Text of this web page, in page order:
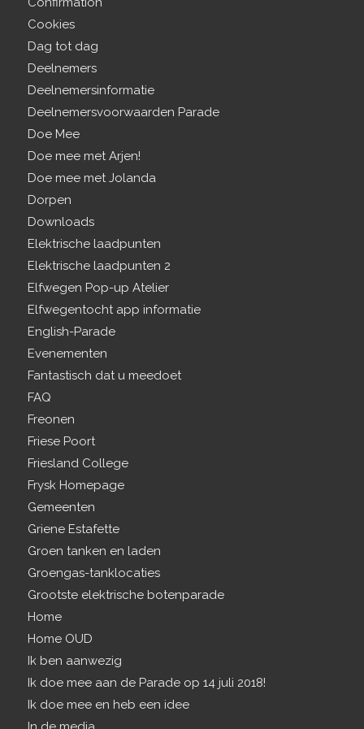
Cookies
Dag tot dag
Deelnemers
Deelnemersinformatie
Deelnemersvoorwaarden Parade
Doe Mee
Doe mee met Arjen!
Doe mee met Jolanda
Dorpen
Downloads
Elektrische laadpunten
Elektrische laadpunten 2
Elfwegen Pop-up Atelier
Elfwegentocht app informatie
English-Parade
Evenementen
Fantastisch dat u meedoet
FAQ
Freonen
Friese Poort
Friesland College
Frysk Homepage
Gemeenten
Griene Estafette
Groen tanken en laden
Groengas-tanklocaties
Grootste elektrische botenparade
Home
Home OUD
Ik ben aanwezig
Ik doe mee aan de Parade op 14 juli 2018!
Ik doe mee en heb een idee